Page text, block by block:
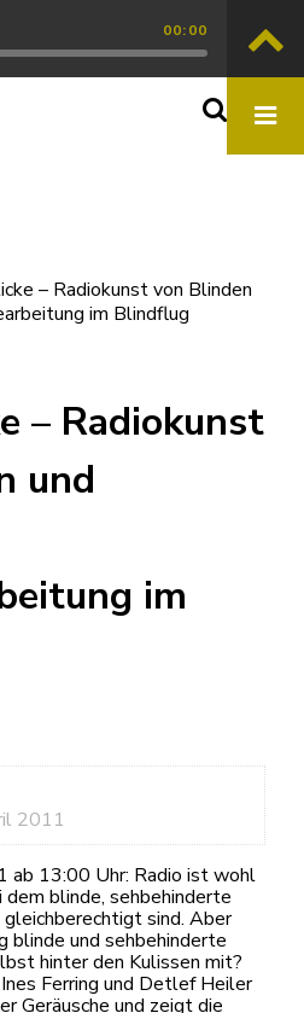
00:00
– Radiokunst von Blinden
im Blindflug
– Radiokunst
und
im
2011
ab 13:00 Uhr: Radio ist wohl
dem blinde, sehbehinderte
sind. Aber
blinde und sehbehinderte
hinter den Kulissen mit?
Ferring und Detlef Heiler
Geräusche und zeigt die